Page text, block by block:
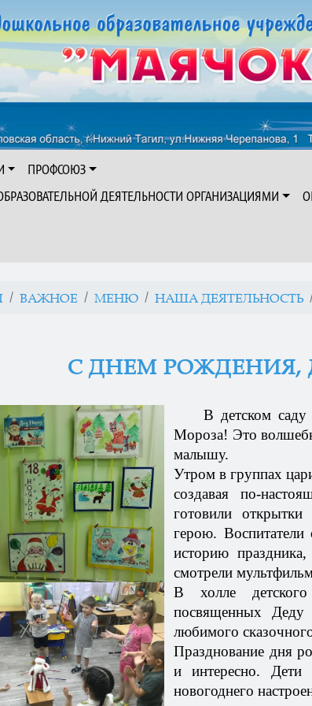
ПРОФСОЮЗ
ДЕЯТЕЛЬНОСТИ ОРГАНИЗАЦИЯМИ
ВАЖНОЕ МЕНЮ НАША ДЕЯТЕЛЬНОСТЬ
С ДНЕМ РОЖДЕНИЯ,
В детском
Мороза! Это
малышу.
Утром в группах
создавая по-
готовили
герою. Воспитатели
историю
смотрели
В холле
посвященных Деду
любимого
Празднование дня
и интересно. Дети
новогоднего